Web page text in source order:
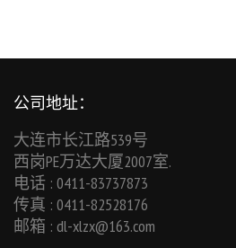
公司地址：
大连市长江路539号
西岗PE万达大厦2007室.
电话 : 0411-83737873
传真 : 0411-82528176
邮箱 : dl-xlzx@163.com